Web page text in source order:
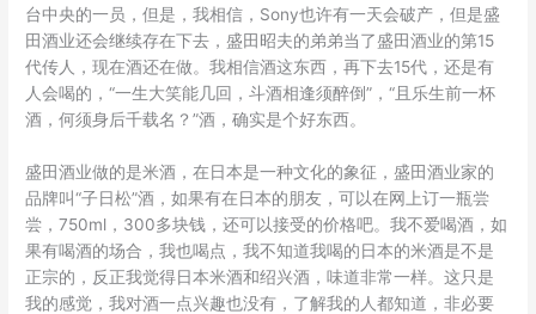
台中央的一员，但是，我相信，Sony也许有一天会破产，但是盛
田酒业还会继续存在下去，盛田昭夫的弟弟当了盛田酒业的第15
代传人，现在酒还在做。我相信酒这东西，再下去15代，还是有
人会喝的，“一生大笑能几回，斗酒相逢须醉倒”，“且乐生前一杯
酒，何须身后千载名？”酒，确实是个好东西。
盛田酒业做的是米酒，在日本是一种文化的象征，盛田酒业家的
品牌叫“子日松”酒，如果有在日本的朋友，可以在网上订一瓶尝
尝，750ml，300多块钱，还可以接受的价格吧。我不爱喝酒，如
果有喝酒的场合，我也喝点，我不知道我喝的日本的米酒是不是
正宗的，反正我觉得日本米酒和绍兴酒，味道非常一样。这只是
我的感觉，我对酒一点兴趣也没有，了解我的人都知道，非必要